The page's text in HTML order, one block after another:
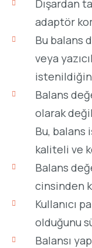
Dışardan
adaptör
Bu balans
veya
Balans
olarak
Bu, balans
kaliteli ve
Balans
cinsinden
Kullanıcı
olduğunu
Balansı